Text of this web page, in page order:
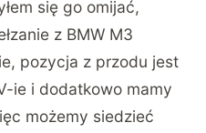
się go omijać,
z BMW M3
pozycja z przodu jest
ie i dodatkowo mamy
możemy siedzieć